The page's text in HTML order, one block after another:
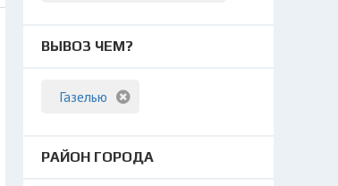
ВЫВОЗ ЧЕМ?
Газелью
РАЙОН ГОРОДА